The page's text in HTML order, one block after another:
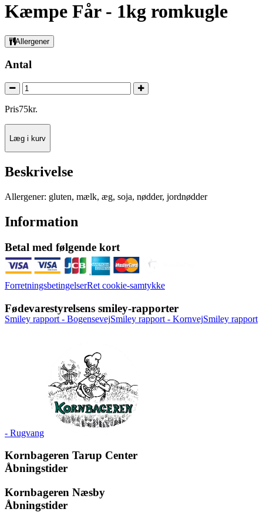
Kæmpe Får - 1kg romkugle
Allergener
Antal
Pris75kr.
Læg i kurv
Beskrivelse
Allergener: gluten, mælk, æg, soja, nødder, jordnødder
Information
Betal med følgende kort
ForretningsbetingelserRet cookie-samtykke
Fødevarestyrelsens smiley-rapporter
Smiley rapport - BogensevejSmiley rapport - KornvejSmiley rapport
- Rugvang
Kornbageren Tarup Center
Åbningstider
Kornbageren Næsby
Åbningstider